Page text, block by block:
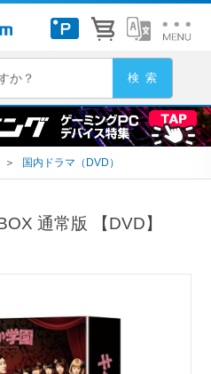
＞ 国内ドラマ（DVD）
通常版 【DVD】